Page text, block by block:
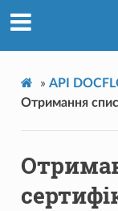
» API
Отримання